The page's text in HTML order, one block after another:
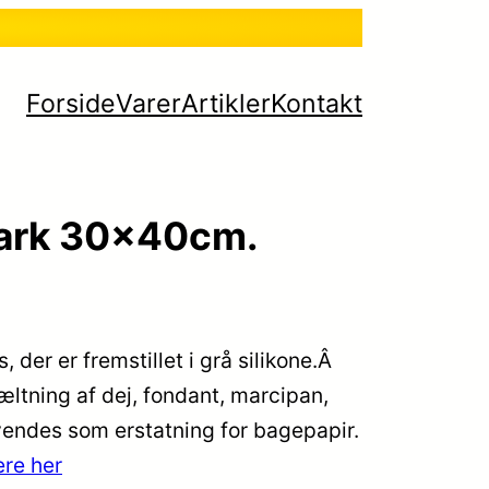
ForsideVarerArtiklerKontakt
30x40cm.
der er fremstillet i grå silikone.Â
af dej, fondant, marcipan,
som erstatning for bagepapir.
her